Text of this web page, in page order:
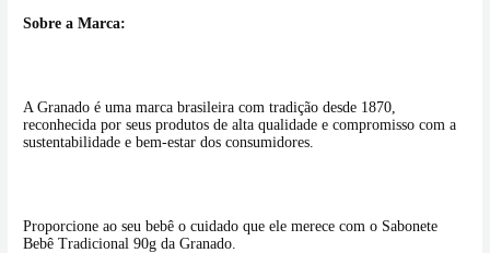
Sobre a Marca:
A Granado é uma marca brasileira com tradição desde 1870,
reconhecida por seus produtos de alta qualidade e compromisso com a
sustentabilidade e bem-estar dos consumidores.
Proporcione ao seu bebê o cuidado que ele merece com o Sabonete
Bebê Tradicional 90g da Granado.